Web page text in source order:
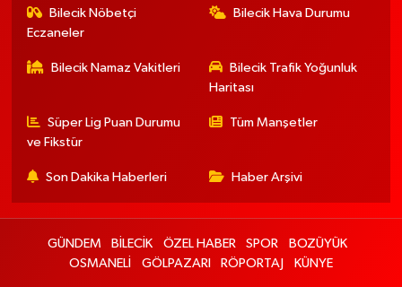
Bilecik Nöbetçi
Eczaneler
Bilecik Hava Durumu
Bilecik Namaz Vakitleri
Bilecik Trafik Yoğunluk
Haritası
Süper Lig Puan Durumu
ve Fikstür
Tüm Manşetler
Son Dakika Haberleri Haber Arşivi
GÜNDEM BİLECİK ÖZEL HABER SPOR
BOZÜYÜK
OSMANELİ
GÖLPAZARI RÖPORTAJ KÜNYE